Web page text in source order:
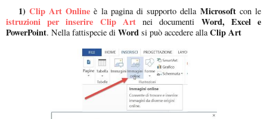
1) Clip Art Online è la pagina di supporto dellaMicrosoftcon le
istruzioni per inserire Clip Artnei documenti Word, Excel e
PowerPoint. Nella fattispecie di Word si può accedere allaClip Art